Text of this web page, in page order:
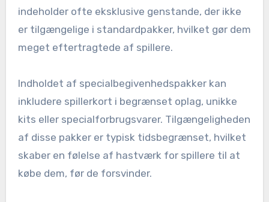
indeholder ofte eksklusive genstande, der ikke
er tilgængelige i standardpakker, hvilket gør dem
meget eftertragtede af spillere.
Indholdet af specialbegivenhedspakker kan
inkludere spillerkort i begrænset oplag, unikke
kits eller specialforbrugsvarer. Tilgængeligheden
af disse pakker er typisk tidsbegrænset, hvilket
skaber en følelse af hastværk for spillere til at
købe dem, før de forsvinder.